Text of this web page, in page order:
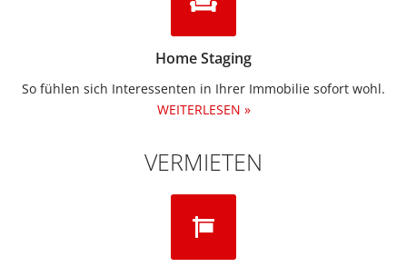
Home Staging
So fühlen sich Interessenten in Ihrer Immobilie sofort wohl.
WEITERLESEN »
VERMIETEN